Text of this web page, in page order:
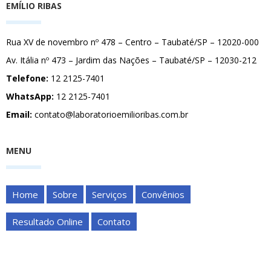
EMÍLIO RIBAS
Rua XV de novembro nº 478 – Centro – Taubaté/SP – 12020-000
Av. Itália nº 473 – Jardim das Nações – Taubaté/SP – 12030-212
Telefone: 12 2125-7401
WhatsApp: 12 2125-7401
Email: contato@laboratorioemilioribas.com.br
MENU
Home Sobre Serviços Convênios
Resultado Online Contato